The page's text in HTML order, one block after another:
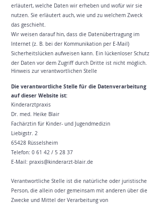
erläutert, welche Daten wir erheben und wofür wir sie
nutzen. Sie erläutert auch, wie und zu welchem Zweck
das geschieht.
Wir weisen darauf hin, dass die Datenübertragung im
Internet (z. B. bei der Kommunikation per E-Mail)
Sicherheitslücken aufweisen kann. Ein lückenloser Schutz
der Daten vor dem Zugriff durch Dritte ist nicht möglich.
Hinweis zur verantwortlichen Stelle
Die verantwortliche Stelle für die Datenverarbeitung
auf dieser Website ist:
Kinderarztpraxis
Dr. med. Heike Blair
Fachärztin für Kinder- und Jugendmedizin
Liebigstr. 2
65428 Rüsselsheim
Telefon: 0 61 42 / 5 28 37
E-Mail: praxis@kinderarzt-blair.de
Verantwortliche Stelle ist die natürliche oder juristische
Person, die allein oder gemeinsam mit anderen über die
Zwecke und Mittel der Verarbeitung von